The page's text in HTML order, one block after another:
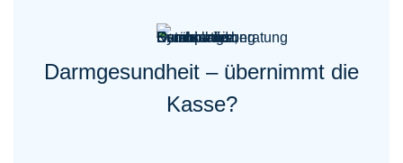
Darmgesundheit – übernimmt die
Kasse?